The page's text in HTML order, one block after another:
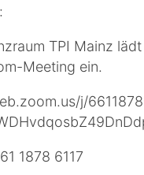
TPI Mainz
Meeting ein.
j/
1878 6117